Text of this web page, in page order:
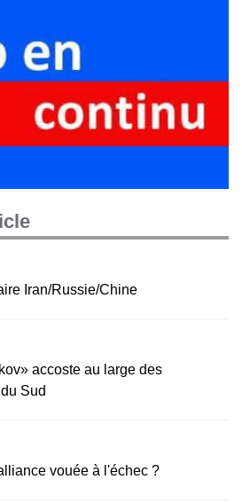
Iran/Russie/Chine
accoste au large des
Sud
vouée à l'échec ?